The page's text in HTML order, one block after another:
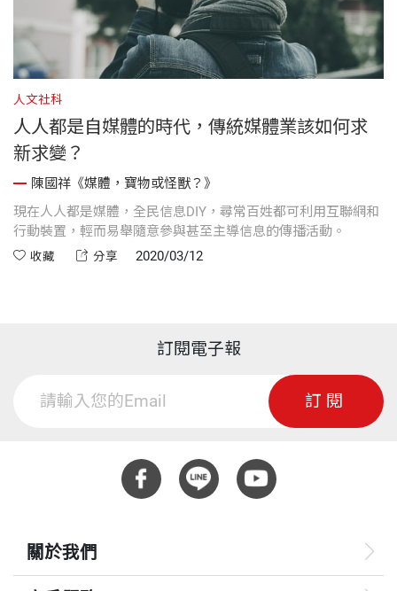
人文社科
人人都是自媒體的時代，傳統媒體業該如何求
新求變？
陳國祥《媒體，寶物或怪獸？》
現在人人都是媒體，全民信息DIY，尋常百姓都可利用互聯網和
行動裝置，輕而易舉隨意參與甚至主導信息的傳播活動。
收藏 分享 2020/03/12
訂閱電子報
訂閱
關於我們